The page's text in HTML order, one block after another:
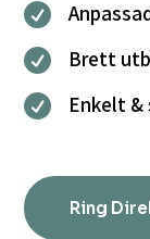

 Brett
 Enkelt
Ring